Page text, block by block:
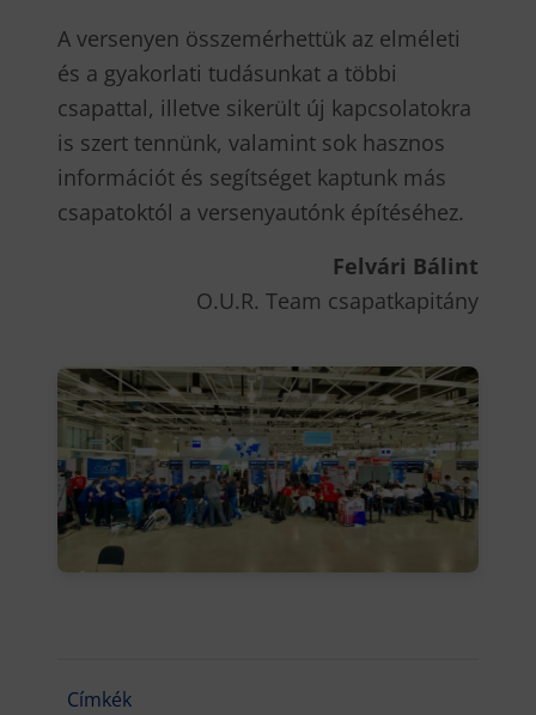
A versenyen összemérhettük az elméleti
és a gyakorlati tudásunkat a többi
csapattal, illetve sikerült új kapcsolatokra
is szert tennünk, valamint sok hasznos
információt és segítséget kaptunk más
csapatoktól a versenyautónk építéséhez.
Felvári Bálint
O.U.R. Team csapatkapitány
Címkék